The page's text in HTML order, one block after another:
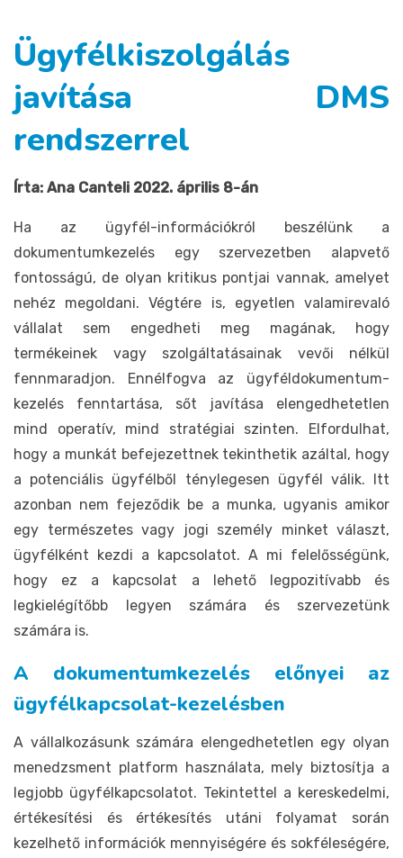
Ügyfélkiszolgálás
javítása DMS
rendszerrel
Írta: Ana Canteli 2022. április 8-án
Ha az ügyfél-információkról beszélünk a
dokumentumkezelés egy szervezetben alapvető
fontosságú, de olyan kritikus pontjai vannak, amelyet
nehéz megoldani. Végtére is, egyetlen valamirevaló
vállalat sem engedheti meg magának, hogy
termékeinek vagy szolgáltatásainak vevői nélkül
fennmaradjon. Ennélfogva az ügyféldokumentum-
kezelés fenntartása, sőt javítása elengedhetetlen
mind operatív, mind stratégiai szinten. Elfordulhat,
hogy a munkát befejezettnek tekinthetik azáltal, hogy
a potenciális ügyfélből ténylegesen ügyfél válik. Itt
azonban nem fejeződik be a munka, ugyanis amikor
egy természetes vagy jogi személy minket választ,
ügyfélként kezdi a kapcsolatot. A mi felelősségünk,
hogy ez a kapcsolat a lehető legpozitívabb és
legkielégítőbb legyen számára és szervezetünk
számára is.
A dokumentumkezelés előnyei az
ügyfélkapcsolat-kezelésben
A vállalkozásunk számára elengedhetetlen egy olyan
menedzsment platform használata, mely biztosítja a
legjobb ügyfélkapcsolatot. Tekintettel a kereskedelmi,
értékesítési és értékesítés utáni folyamat során
kezelhető információk mennyiségére és sokféleségére,